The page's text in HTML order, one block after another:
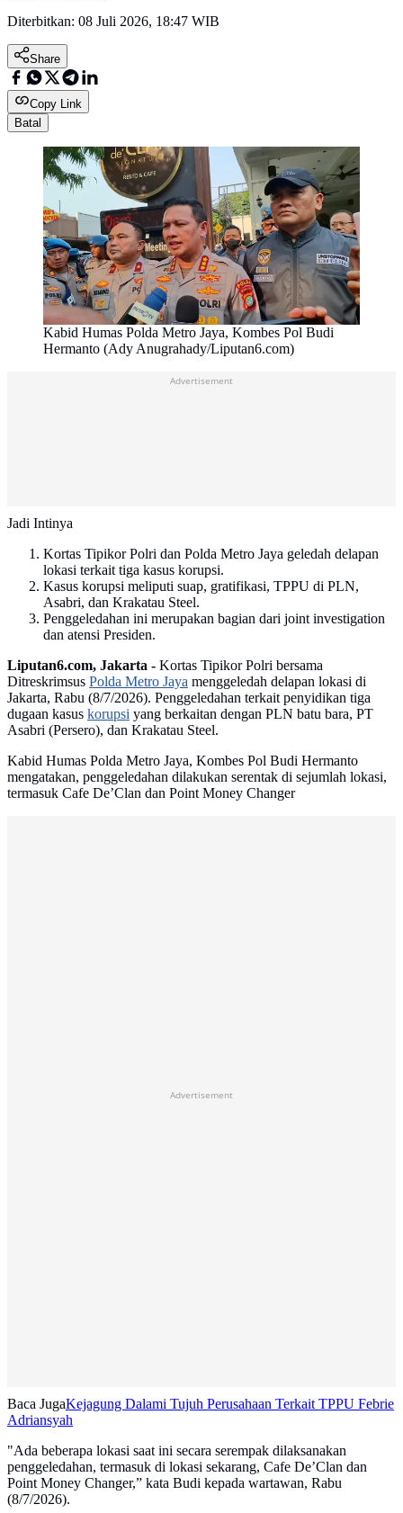
Diterbitkan: 08 Juli 2026, 18:47 WIB
Share
Copy Link
Batal
Kabid Humas Polda Metro Jaya, Kombes Pol Budi
Hermanto (Ady Anugrahady/Liputan6.com)
Advertisement
Jadi Intinya
Kortas Tipikor Polri dan Polda Metro Jaya geledah delapan
lokasi terkait tiga kasus korupsi.
Kasus korupsi meliputi suap, gratifikasi, TPPU di PLN,
Asabri, dan Krakatau Steel.
Penggeledahan ini merupakan bagian dari joint investigation
dan atensi Presiden.
Liputan6.com, Jakarta - Kortas Tipikor Polri bersama
Ditreskrimsus Polda Metro Jaya menggeledah delapan lokasi di
Jakarta, Rabu (8/7/2026). Penggeledahan terkait penyidikan tiga
dugaan kasus korupsi yang berkaitan dengan PLN batu bara, PT
Asabri (Persero), dan Krakatau Steel.
Kabid Humas Polda Metro Jaya, Kombes Pol Budi Hermanto
mengatakan, penggeledahan dilakukan serentak di sejumlah lokasi,
termasuk Cafe De’Clan dan Point Money Changer
Advertisement
Baca JugaKejagung Dalami Tujuh Perusahaan Terkait TPPU Febrie
Adriansyah
"Ada beberapa lokasi saat ini secara serempak dilaksanakan
penggeledahan, termasuk di lokasi sekarang, Cafe De’Clan dan
Point Money Changer,” kata Budi kepada wartawan, Rabu
(8/7/2026).